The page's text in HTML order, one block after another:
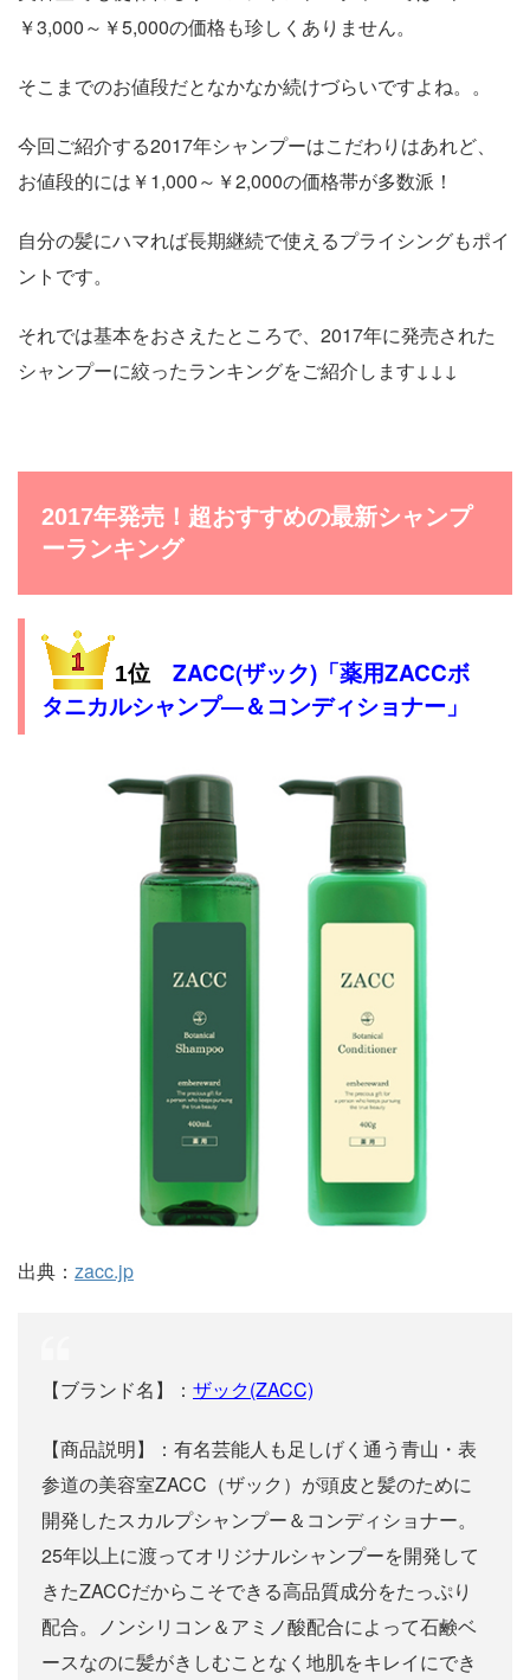
￥3,000～￥5,000の価格も珍しくありません。
そこまでのお値段だとなかなか続けづらいですよね。。
今回ご紹介する2017年シャンプーはこだわりはあれど、
お値段的には￥1,000～￥2,000の価格帯が多数派！
自分の髪にハマれば長期継続で使えるプライシングもポイ
ントです。
それでは基本をおさえたところで、2017年に発売された
シャンプーに絞ったランキングをご紹介します↓↓↓
2017年発売！超おすすめの最新シャンプ
ーランキング
1位 ZACC(ザック)「薬用ZACCボ
タニカルシャンプ―＆コンディショナー」
出典： zacc.jp
【ブランド名】： ザック(ZACC)
【商品説明】：有名芸能人も足しげく通う青山・表
参道の美容室ZACC（ザック）が頭皮と髪のために
開発したスカルプシャンプー＆コンディショナー。
25年以上に渡ってオリジナルシャンプーを開発して
きたZACCだからこそできる高品質成分をたっぷり
配合。ノンシリコン＆アミノ酸配合によって石鹸ベ
ースなのに髪がきしむことなく地肌をキレイにでき